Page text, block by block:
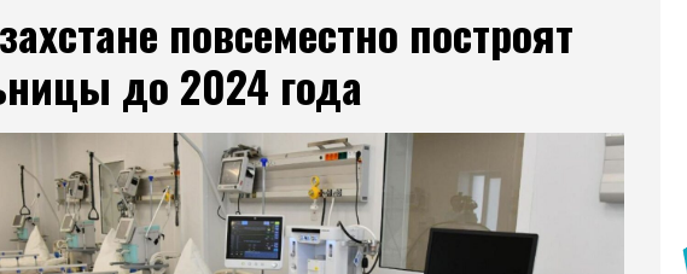
повсеместно построят
до 2024 года